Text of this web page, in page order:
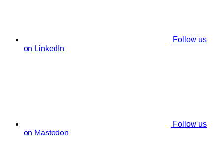
Follow us
on LinkedIn
Follow us
on Mastodon